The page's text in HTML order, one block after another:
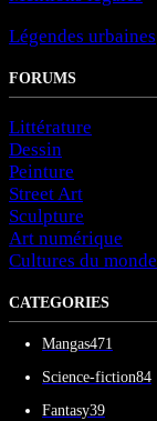
Légendes urbaines
FORUMS
Littérature
Dessin
Peinture
Street Art
Sculpture
Art numérique
Cultures du monde
CATEGORIES
Mangas471
Science-fiction84
Fantasy39